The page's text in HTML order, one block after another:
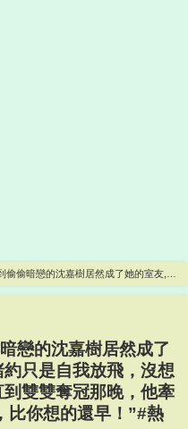
偷偷暗戀的沈嘉樹居然成了她的室友,她
到了學長的心,直到雙雙奪冠那晚，他
戀的沈嘉樹居然成了
只是自我放飛，沒想
雙雙奪冠那晚，他牽
比你想的還早！”#熱